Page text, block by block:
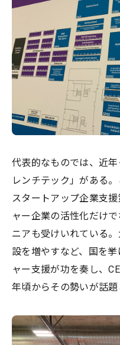
代表的なものでは、近
レンチテック」がある
スタートアップ企業支
ャー企業の活性化だけ
ニアも受けいれている
設を増やすなど、国を
ャー支援が功を奏し、
年頃からその勢いが話題